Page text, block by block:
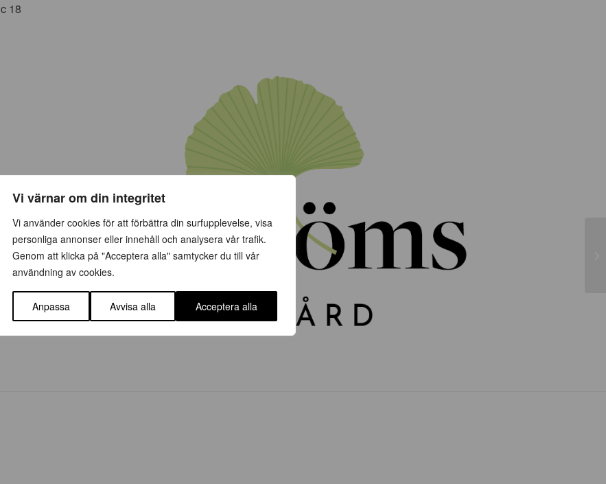
Vi värnar om din integritet
Vi använder cookies för att förbättra din surfupplevelse, visa
personliga annonser eller innehåll och analysera vår trafik.
Genom att klicka på "Acceptera alla" samtycker du till vår
användning av cookies.
Anpassa Avvisa alla Acceptera alla
c 18